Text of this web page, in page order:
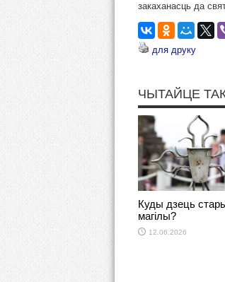
закаханасць да
для друку
ЧЫТАЙЦЕ
Куды дзець
магілы?
12.06.2026